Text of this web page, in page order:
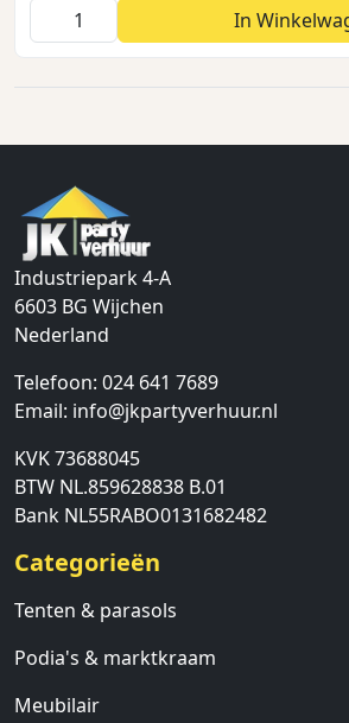
In
Industriepark 4-A
6603 BG Wijchen
Nederland
Telefoon: 024 641 7689
Email: info@jkpartyverhuur.nl
KVK 73688045
BTW NL.859628838 B.01
Bank NL55RABO0131682482
Categorieën
Tenten & parasols
Podia's & marktkraam
Meubilair